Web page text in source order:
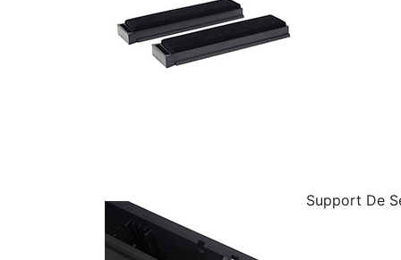
Support De